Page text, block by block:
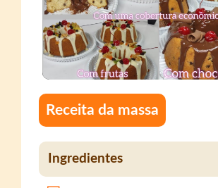
Receita da massa
Ingredientes